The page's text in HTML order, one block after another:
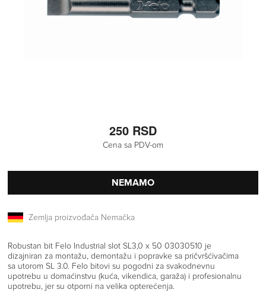
250 RSD
Cena sa PDV-om
NEMAMO
Zemlja proizvođača Nemačka
Robustan bit Felo Industrial slot SL3,0 x 50 03030510 je
dizajniran za montažu, demontažu i popravke sa pričvršćivačima
sa utorom SL 3.0. Felo bitovi su pogodni za svakodnevnu
upotrebu u domaćinstvu (kuća, vikendica, garaža) i profesionalnu
upotrebu, jer su otporni na velika opterećenja.